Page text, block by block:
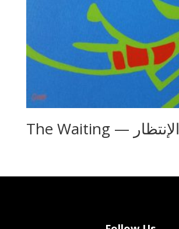
The Waiting — الإنتظار